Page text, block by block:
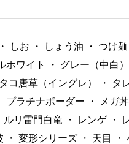
・ しお ・ しょう油 ・ つけ麺
ホワイト ・ グレー（中白）
タコ唐草（イングレ） ・ タ
プラチナボーダー ・ メガ
ルリ雷門白竜 ・ レンゲ ・
・ 変形シリーズ ・ 天目 ・